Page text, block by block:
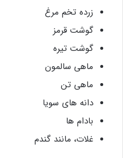
زرده تخم مرغ
گوشت قرمز
گوشت تیره
ماهی سالمون
ماهی تن
دانه های سویا
بادام ها
غلات، مانند گندم